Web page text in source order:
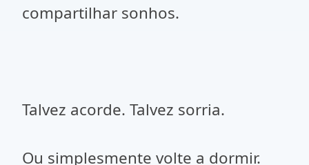
compartilhar sonhos.
Talvez acorde. Talvez sorria.
Ou simplesmente volte a dormir.